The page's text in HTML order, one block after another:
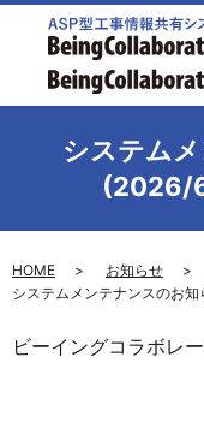
システム
(2026/
HOME
お知らせ
システムメンテナンスのお
ビーイングコラボレ